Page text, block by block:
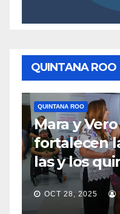
QUINTANA ROO
QUINTANA ROO
Mara y
fortalecen
las y los
OCT 28, 2025